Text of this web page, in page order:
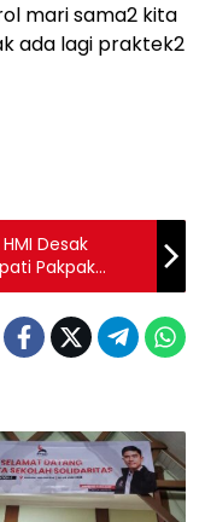
mari sama2 kita
ada lagi praktek2
Desak
Pakpak